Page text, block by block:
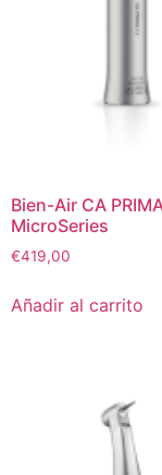
Bien-Air CA
MicroSeries
€419,00
Añadir al carrito